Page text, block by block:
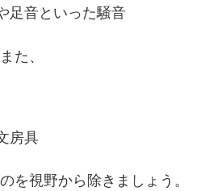
足音といった騒音
た、
房具
を視野から除きましょう。